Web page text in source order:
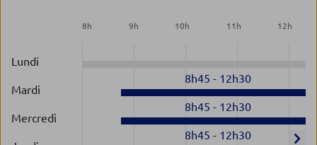
8h 9h 10h 11 h 12h
Lundi
Mardi
8h45 - 12h30
Mercredi
8h45 - 12h30
8h45 - 12h30